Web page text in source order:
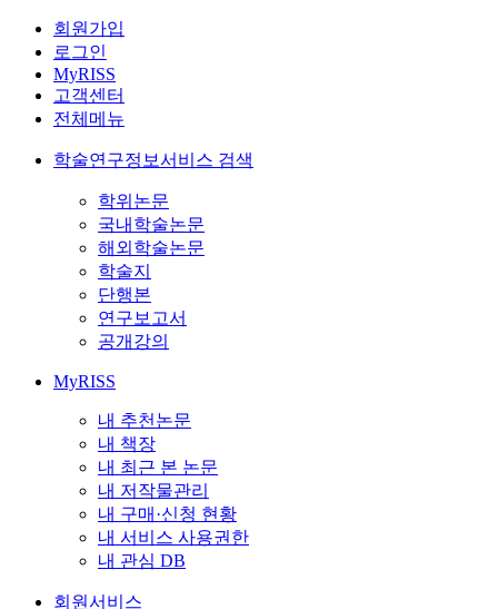
회원가입
로그인
MyRISS
고객센터
전체메뉴
학술연구정보서비스 검색
학위논문
국내학술논문
해외학술논문
학술지
단행본
연구보고서
공개강의
MyRISS
내 추천논문
내 책장
내 최근 본 논문
내 저작물관리
내 구매·신청 현황
내 서비스 사용권한
내 관심 DB
회원서비스